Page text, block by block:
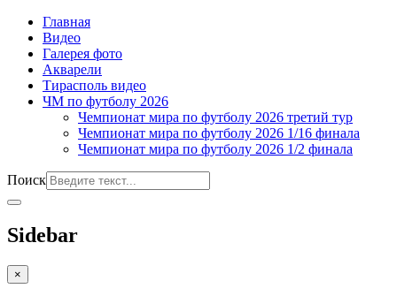
Главная
Видео
Галерея фото
Акварели
Тирасполь видео
ЧМ по футболу 2026
Чемпионат мира по футболу 2026 третий тур
Чемпионат мира по футболу 2026 1/16 финала
Чемпионат мира по футболу 2026 1/2 финала
Поиск
Sidebar
×